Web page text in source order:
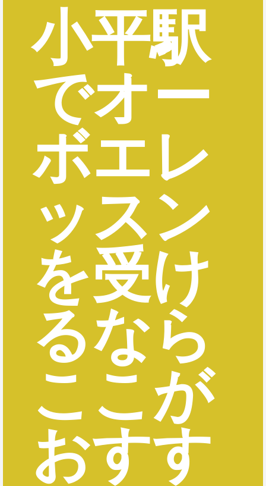
小平駅
でオー
ボエレ
ッスン
を受け
るなら
ここが
おすす